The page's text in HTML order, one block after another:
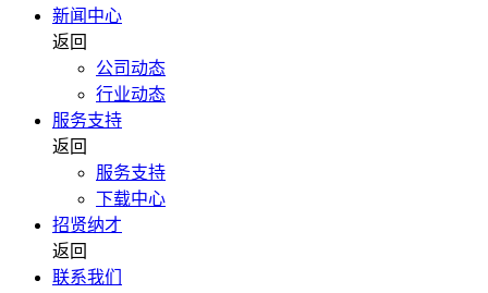
新闻中心
返回
公司动态
行业动态
服务支持
返回
服务支持
下载中心
招贤纳才
返回
联系我们